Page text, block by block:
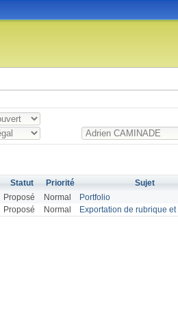
Statut Priorité Sujet
Proposé Normal Portfolio
Proposé Normal Exportation de rubrique et